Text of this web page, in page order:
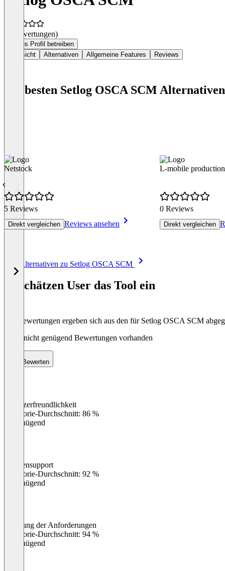
(0 Bewertungen)
Dieses Profil betreiben
Übersicht
Alternativen Allgemeine Features Reviews
Die besten Setlog OSCA SCM Alternativen
Netstock
5 Reviews
Direkt vergleichen Reviews ansehen
L-mobile production
0 Reviews
Direkt vergleichen
Alle Alternativen zu Setlog OSCA SCM
So schätzen User das Tool ein
Die Bewertungen ergeben sich aus den für Setlog OSCA SCM
Noch nicht genügend Bewertungen vorhanden
Bewerten
Benutzerfreundlichkeit
Kategorie-Durchschnitt: 86 %
Ungenügend
Kundensupport
Kategorie-Durchschnitt: 92 %
Ungenügend
Erfüllung der Anforderungen
Kategorie-Durchschnitt: 94 %
Ungenügend